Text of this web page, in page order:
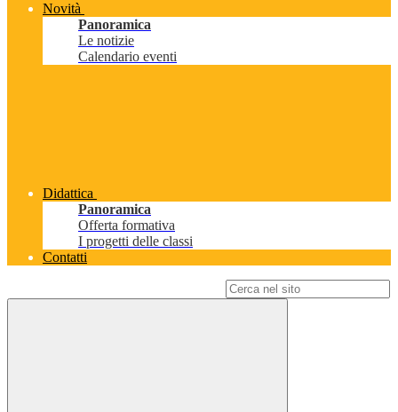
Novità
Panoramica
Le notizie
Calendario eventi
Didattica
Panoramica
Offerta formativa
I progetti delle classi
Contatti